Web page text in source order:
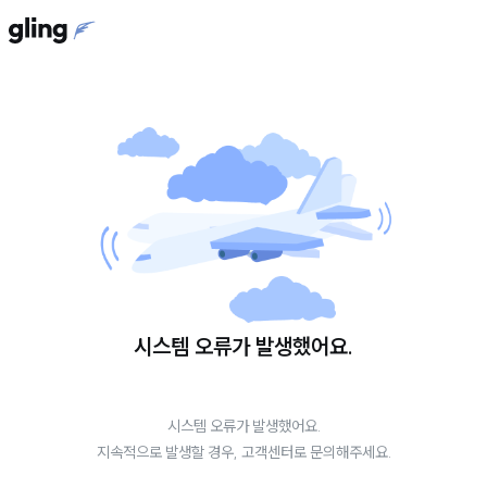
시스템 오류가 발생했어요.
시스템 오류가 발생했어요.
지속적으로 발생할 경우, 고객센터로 문의해주세요.